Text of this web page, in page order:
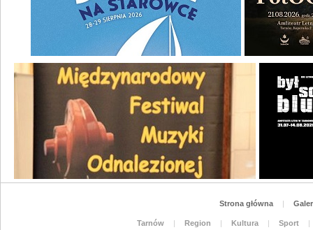
Strona główna |
Tarnów | Region | Kultura | Sport
|